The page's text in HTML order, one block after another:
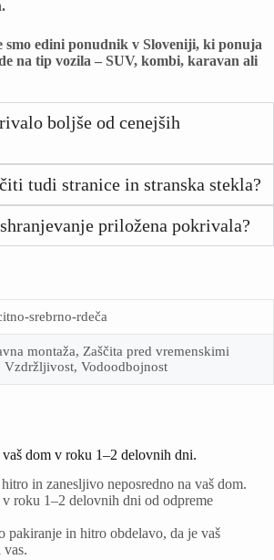
smo edini ponudnik v Sloveniji, ki ponuja
na tip vozila – SUV, kombi, karavan ali
boljše od cenejših
tudi stranice in stranska stekla?
priložena pokrivala?
srebrno-rdeča
montaža, Zaščita pred vremenskimi
Vodoodbojnost
dom v roku 1–2 delovnih dni.
in zanesljivo neposredno na vaš dom.
roku 1–2 delovnih dni od odpreme
pakiranje in hitro obdelavo, da je vaš